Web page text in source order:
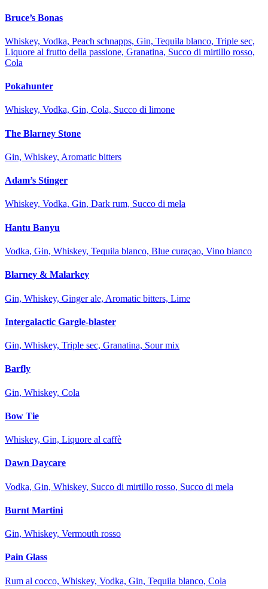
Bruce’s Bonas
Whiskey, Vodka, Peach schnapps, Gin, Tequila blanco, Triple sec,
Liquore al frutto della passione, Granatina, Succo di mirtillo rosso,
Cola
Pokahunter
Whiskey, Vodka, Gin, Cola, Succo di limone
The Blarney Stone
Gin, Whiskey, Aromatic bitters
Adam’s Stinger
Whiskey, Vodka, Gin, Dark rum, Succo di mela
Hantu Banyu
Vodka, Gin, Whiskey, Tequila blanco, Blue curaçao, Vino bianco
Blarney & Malarkey
Gin, Whiskey, Ginger ale, Aromatic bitters, Lime
Intergalactic Gargle-blaster
Gin, Whiskey, Triple sec, Granatina, Sour mix
Barfly
Gin, Whiskey, Cola
Bow Tie
Whiskey, Gin, Liquore al caffè
Dawn Daycare
Vodka, Gin, Whiskey, Succo di mirtillo rosso, Succo di mela
Burnt Martini
Gin, Whiskey, Vermouth rosso
Pain Glass
Rum al cocco, Whiskey, Vodka, Gin, Tequila blanco, Cola